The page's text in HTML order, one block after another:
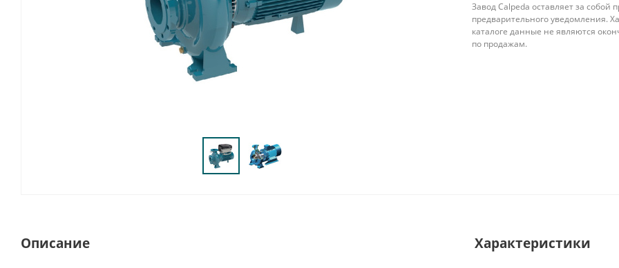
Завод Calpeda оставляет за собой
предварительного уведомления.
каталоге данные не являются
по продажам.
Описание Характеристики